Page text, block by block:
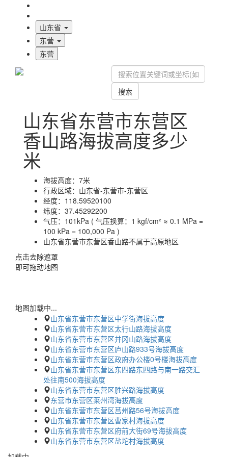
山东省
东营
东营
搜索
山东省东营市东营区
香山路海拔高度多少
米
海拔高度： 7米
行政区域： 山东省-东营市-东营区
经度： 118.59520100
纬度： 37.45292200
气压： 101kPa ( 气压换算：1 kgf/cm² ≈ 0.1 MPa =
100 kPa = 100,000 Pa )
山东省东营市东营区香山路不属于高原地区
点击去除遮罩
即可拖动地图
地图加载中...
山东省东营市东营区中学街海拔高度
山东省东营市东营区太行山路海拔高度
山东省东营市东营区井冈山路海拔高度
山东省东营市东营区庐山路933号海拔高度
山东省东营市东营区政府办公楼0号楼海拔高度
山东省东营市东营区东四路东四路与南一路交汇
处往南500海拔高度
山东省东营市东营区胜兴路海拔高度
东营市东营区莱州湾海拔高度
山东省东营市东营区莒州路56号海拔高度
山东省东营市东营区曹家村海拔高度
山东省东营市东营区府前大街69号海拔高度
山东省东营市东营区盐坨村海拔高度